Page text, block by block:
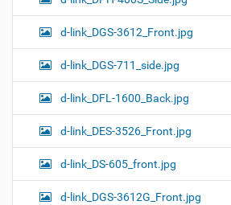
d-link_DGS-3612_Front.jpg
d-link_DGS-711_side.jpg
d-link_DFL-1600_Back.jpg
d-link_DES-3526_Front.jpg
d-link_DS-605_front.jpg
d-link_DGS-3612G_Front.jpg